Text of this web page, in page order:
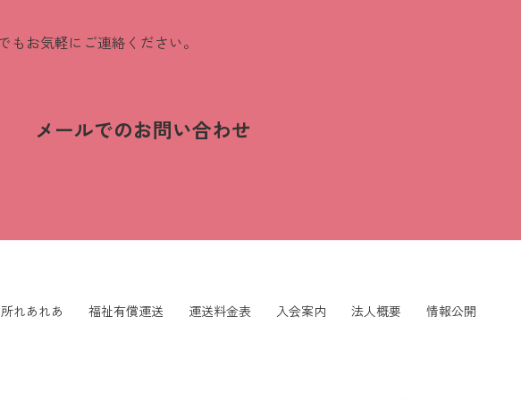
お気軽にご連絡ください。
メールでのお問い合わせ
れあれあ 福祉有償運送 運送料金表 入会案内 法人概要 情報公開